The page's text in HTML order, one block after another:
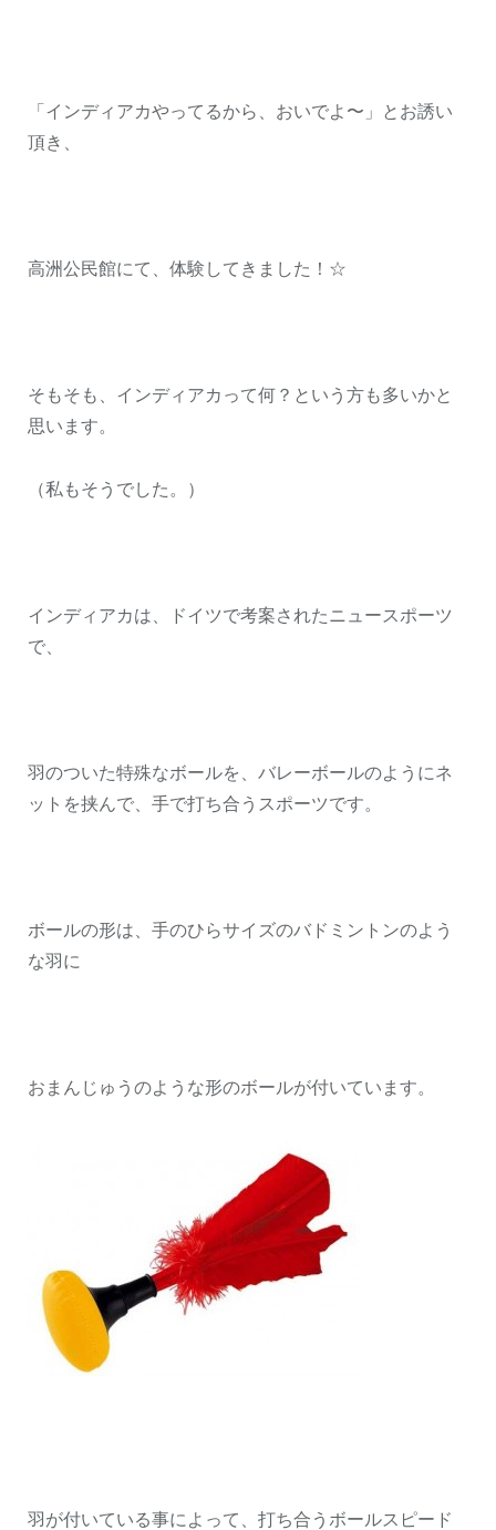
「インディアカやってるから、おいでよ〜」とお誘い
頂き、
高洲公民館にて、体験してきました！☆
そもそも、インディアカって何？という方も多いかと
思います。
（私もそうでした。）
インディアカは、ドイツで考案されたニュースポーツ
で、
羽のついた特殊なボールを、バレーボールのようにネ
ットを挟んで、手で打ち合うスポーツです。
ボールの形は、手のひらサイズのバドミントンのよう
な羽に
おまんじゅうのような形のボールが付いています。
羽が付いている事によって、打ち合うボールスピード